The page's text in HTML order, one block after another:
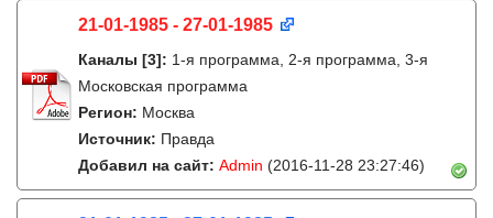
21-01-1985 - 27-01-1985
Каналы [3]: 1-я программа, 2-я программа, 3-я
Московская программа
Регион: Москва
Источник: Правда
Добавил на сайт: Admin (2016-11-28 23:27:46)